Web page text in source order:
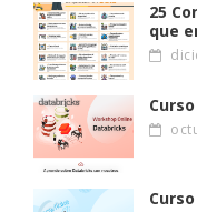
25
que